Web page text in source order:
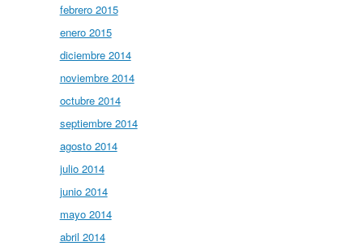
febrero 2015
enero 2015
diciembre 2014
noviembre 2014
octubre 2014
septiembre 2014
agosto 2014
julio 2014
junio 2014
mayo 2014
abril 2014